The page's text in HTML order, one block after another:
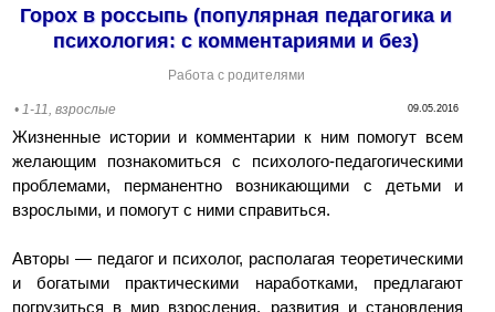
Горох в россыпь (популярная педагогика и
психология: с комментариями и без)
Работа с родителями
• 1-11, взрослые 09.05.2016
Жизненные истории и комментарии к ним помогут всем
желающим познакомиться с психолого-педагогическими
проблемами, перманентно возникающими с детьми и
взрослыми, и помогут с ними справиться.
Авторы — педагог и психолог, располагая теоретическими
и богатыми практическими наработками, предлагают
погрузиться в мир взросления, развития и становления